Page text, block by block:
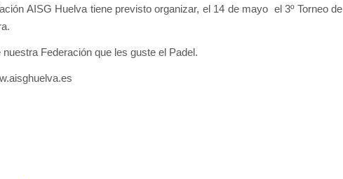
AISG Huelva tiene previsto organizar, el 14 de mayo el 3º Torneo de
Federación que les guste el Padel.